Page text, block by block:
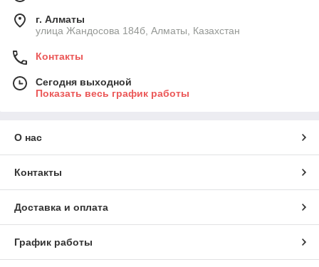
г. Алматы
улица Жандосова 184б, Алматы, Казахстан
Контакты
Сегодня выходной
Показать весь график работы
О нас
Контакты
Доставка и оплата
График работы